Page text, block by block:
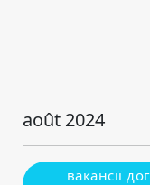
août 2024
вакансії